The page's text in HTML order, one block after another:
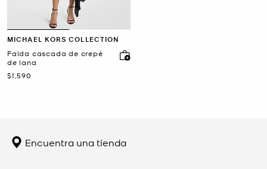
MICHAEL KORS COLLECTION
Falda cascada de crepé
de lana
Ahora
$1,590
Encuentra una tienda